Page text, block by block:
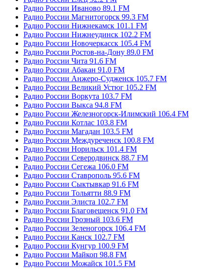
Радио России Иваново 89.1 FM
Радио России Магнитогорск 99.3 FM
Радио России Нижнекамск 101.1 FM
Радио России Нижнеудинск 102.2 FM
Радио России Новочеркасск 105.4 FM
Радио России Ростов-на-Дону 89.0 FM
Радио России Чита 91.6 FM
Радио России Абакан 91.0 FM
Радио России Анжеро-Судженск 105.7 FM
Радио России Великий Устюг 105.2 FM
Радио России Воркута 103.7 FM
Радио России Выкса 94.8 FM
Радио России Железногорск-Илимский 106.4 FM
Радио России Котлас 103.8 FM
Радио России Магадан 103.5 FM
Радио России Междуреченск 100.8 FM
Радио России Норильск 101.4 FM
Радио России Северодвинск 88.7 FM
Радио России Сегежа 106.0 FM
Радио России Ставрополь 95.6 FM
Радио России Сыктывкар 91.6 FM
Радио России Тольятти 88.9 FM
Радио России Элиста 102.7 FM
Радио России Благовещенск 91.0 FM
Радио России Грозный 103.6 FM
Радио России Зеленогорск 106.4 FM
Радио России Канск 102.7 FM
Радио России Кунгур 100.9 FM
Радио России Майкоп 98.8 FM
Радио России Можайск 101.5 FM